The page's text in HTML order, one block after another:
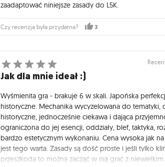
zaadaptować niniejsze zasady do L5K.
Czy recenzja była przydatna? 3
Jak dla mnie ideał :)
Wyśmienita gra - brakuje 6 w skali. Japońska
historyczne. Mechanika wycyzelowana do tematyki,
historyczne, jednocześnie ciekawa i dająca
ograniczona do jej esencji, oddziały, blef, taktyka,
bardzo estetycznym wykonaniu. Cena wysoka jak
jest tego warta. Zasady są dość proste i jeśli tylko
przeszkoda to można zacząć w nią grać z